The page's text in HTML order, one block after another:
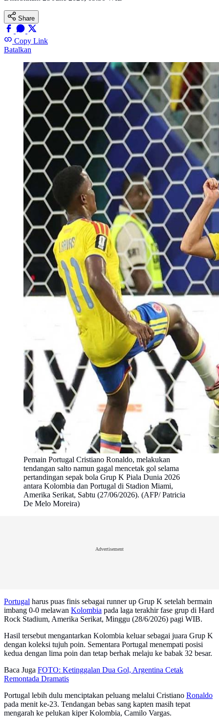
Share
Copy Link
Batalkan
Pemain Portugal Cristiano Ronaldo, melakukan
tendangan salto namun gagal mencetak gol selama
pertandingan sepak bola Grup K Piala Dunia 2026
antara Kolombia dan Portugal di Stadion Miami,
Amerika Serikat, Sabtu (27/06/2026). (AFP/ Patricia
De Melo Moreira)
Advertisement
Portugal harus puas finis sebagai runner up Grup K setelah bermain
imbang 0-0 melawan Kolombia pada laga terakhir fase grup di Hard
Rock Stadium, Amerika Serikat, Minggu (28/6/2026) pagi WIB.
Hasil tersebut mengantarkan Kolombia keluar sebagai juara Grup K
dengan koleksi tujuh poin. Sementara Portugal menempati posisi
kedua dengan lima poin dan tetap berhak melaju ke babak 32 besar.
Baca Juga FOTO: Ketinggalan Dua Gol, Argentina Cetak
Remontada Dramatis
Portugal lebih dulu menciptakan peluang melalui Cristiano Ronaldo
pada menit ke-23. Tendangan bebas sang kapten masih tepat
mengarah ke pelukan kiper Kolombia, Camilo Vargas.